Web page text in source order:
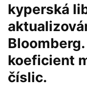
kyperská
koeficient
číslic.